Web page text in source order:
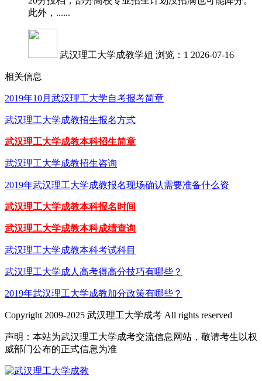
此外，......
武汉理工大学成教学姐 浏览：1 2026-07-16
相关信息
2019年10月武汉理工大学自考报考简章
武汉理工大学成教招生报名方式
武汉理工大学成教本科招生简章
武汉理工大学成教招生咨询
2019年武汉理工大学成教报名现场确认需要准备什么资
武汉理工大学成教本科报名时间
武汉理工大学成教本科成绩查询
武汉理工大学成教本科考试科目
武汉理工大学成人高考得高分技巧有哪些？
2019年武汉理工大学成教加分政策有哪些？
Copyright 2009-2025 武汉理工大学成考 All rights reserved
声明：本站为武汉理工大学成考交流信息网站，敬请考生以权
威部门公布的正式信息为准